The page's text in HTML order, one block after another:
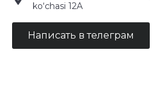
ko‘chasi 12A
Написать в телеграм